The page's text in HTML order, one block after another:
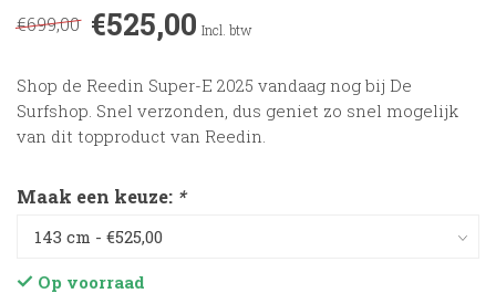
€699,00 €525,00 Incl. btw
Shop de Reedin Super-E 2025 vandaag nog bij De
Surfshop. Snel verzonden, dus geniet zo snel mogelijk
van dit topproduct van Reedin.
Maak een keuze: *
Op voorraad